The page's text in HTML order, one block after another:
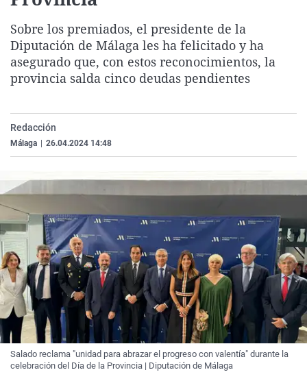
Gente viajera
Como el perro y el
Retornados
Equipo de
Operación Viuda
Galicia
La Rioja
Navarra
Televisión
Elecciones
Sobre los premiados, el presidente de la
Diputación de Málaga les ha felicitado y ha
asegurado que, con estos reconocimientos, la
provincia salda cinco deudas pendientes
Redacción
Málaga 26.04.2024 14:48
Salado reclama "unidad para abrazar el progreso con valentía" durante la
celebración del Día de la Provincia | Diputación de Málaga